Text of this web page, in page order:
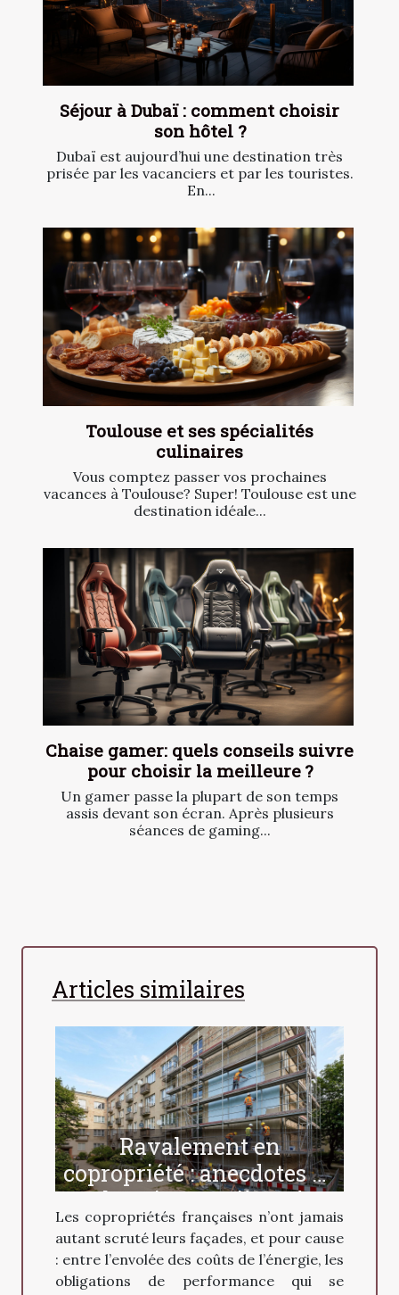
Séjour à Dubaï : comment choisir
son hôtel ?
Dubaï est aujourd’hui une destination très
prisée par les vacanciers et par les touristes.
En...
Toulouse et ses spécialités
culinaires
Vous comptez passer vos prochaines
vacances à Toulouse? Super! Toulouse est une
destination idéale...
Chaise gamer: quels conseils suivre
pour choisir la meilleure ?
Un gamer passe la plupart de son temps
assis devant son écran. Après plusieurs
séances de gaming...
Articles similaires
Ravalement en
copropriété : anecdotes de
chantiers et pièges à
éviter
Les copropriétés françaises n’ont jamais
autant scruté leurs façades, et pour cause
: entre l’envolée des coûts de l’énergie, les
obligations de performance qui se